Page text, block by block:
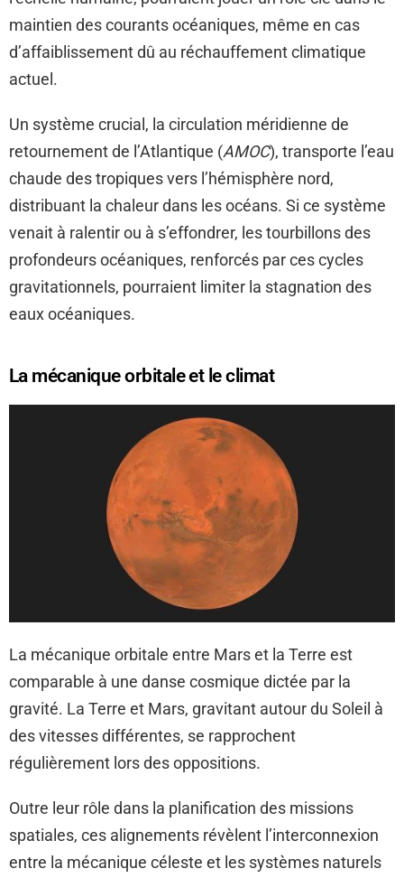
maintien des courants océaniques, même en cas
d’affaiblissement dû au réchauffement climatique
actuel.
Un système crucial, la circulation méridienne de
retournement de l’Atlantique (AMOC), transporte l’eau
chaude des tropiques vers l’hémisphère nord,
distribuant la chaleur dans les océans. Si ce système
venait à ralentir ou à s’effondrer, les tourbillons des
profondeurs océaniques, renforcés par ces cycles
gravitationnels, pourraient limiter la stagnation des
eaux océaniques.
La mécanique orbitale et le climat
La mécanique orbitale entre Mars et la Terre est
comparable à une danse cosmique dictée par la
gravité. La Terre et Mars, gravitant autour du Soleil à
des vitesses différentes, se rapprochent
régulièrement lors des oppositions.
Outre leur rôle dans la planification des missions
spatiales, ces alignements révèlent l’interconnexion
entre la mécanique céleste et les systèmes naturels